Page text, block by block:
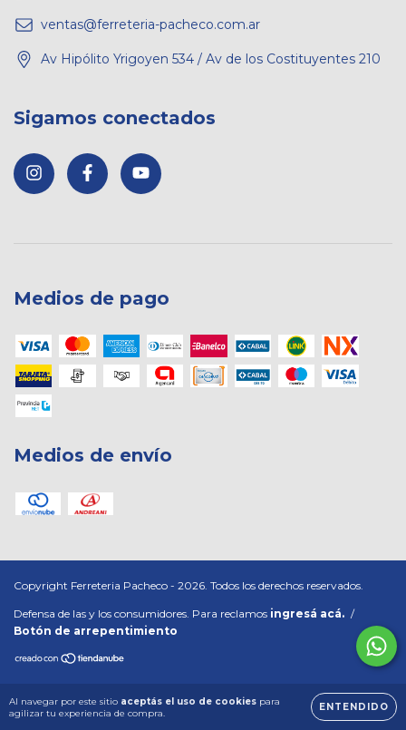
Al navegar por este sitio aceptás el uso de cookies para
agilizar tu experiencia de compra.
ENTENDIDO
ventas@ferreteria-pacheco.com.ar
Av Hipólito Yrigoyen 534 / Av de los Costituyentes 210
Sigamos conectados
Medios de pago
Medios de envío
Copyright Ferreteria Pacheco - 2026. Todos los derechos reservados.
Defensa de las y los consumidores. Para reclamos ingresá acá. /
Botón de arrepentimiento